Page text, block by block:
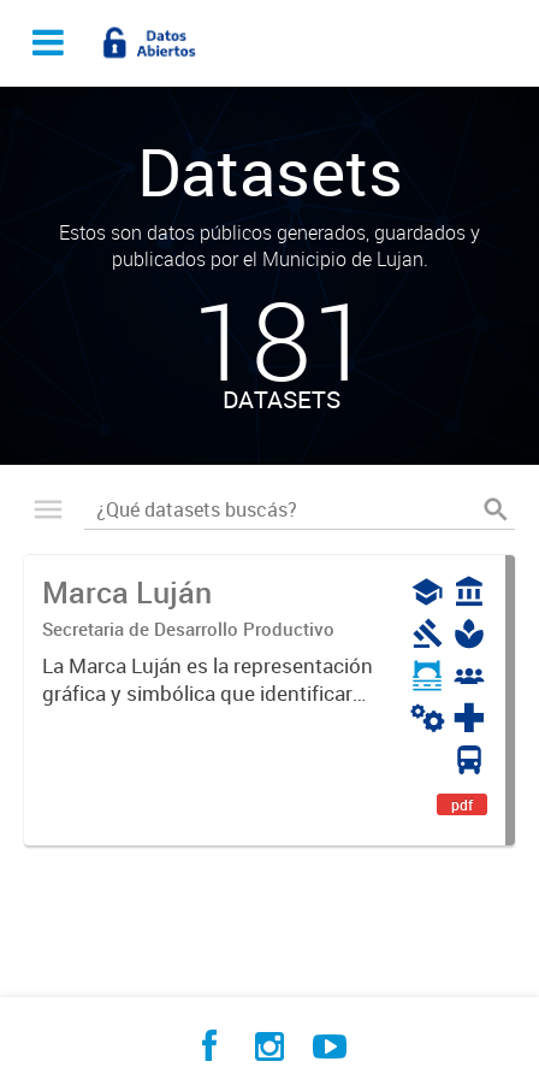
Datasets
Estos son datos públicos generados, guardados y
publicados por el Municipio de Lujan.
181
DATASETS
Marca Luján
Secretaria de Desarrollo Productivo
La Marca Luján es la representación
gráfica y simbólica que identificará
pdf